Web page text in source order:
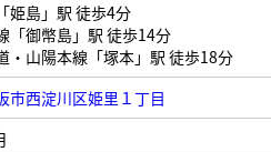
姫島」駅 徒歩4分
「御幣島」駅 徒歩14分
・山陽本線「塚本」駅 徒歩18分
市西淀川区姫里１丁目